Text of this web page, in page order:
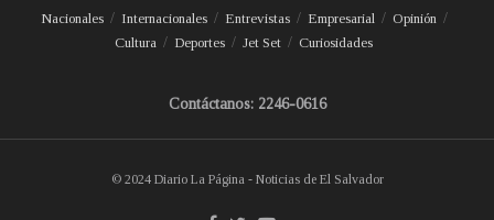
Nacionales Internacionales Entrevistas Empresarial
Opinión
Cultura
Deportes Jet Set Curiosidades
Contáctanos: 2246-0616
© 2024 Diario La Página - Noticias de El Salvador